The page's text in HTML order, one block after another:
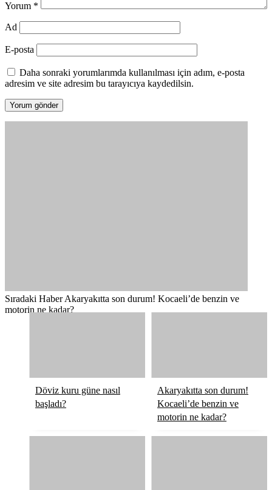
Yorum *
Ad
E-posta
Daha sonraki yorumlarımda kullanılması için adım, e-posta
adresim ve site adresim bu tarayıcıya kaydedilsin.
Sıradaki Haber Akaryakıtta son durum! Kocaeli’de benzin ve
motorin ne kadar?
Döviz kuru güne nasıl
başladı?
Akaryakıtta son durum!
Kocaeli’de benzin ve
motorin ne kadar?